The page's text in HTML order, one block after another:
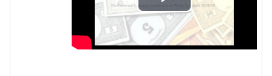
Video
abspielen